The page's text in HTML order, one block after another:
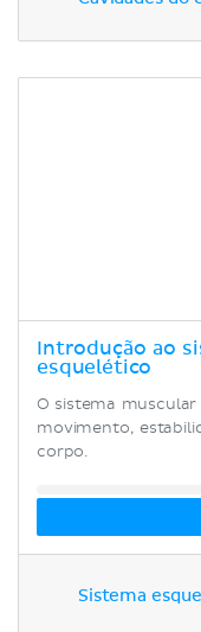
Introdução ao
esquelético
O sistema
movimento,
corpo.
Sistema